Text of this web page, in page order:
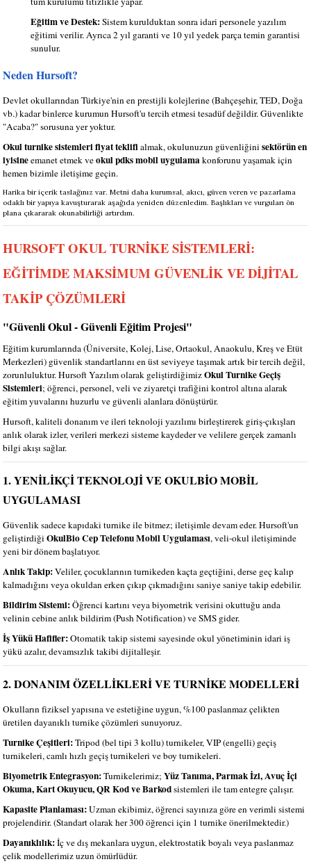
Eğitim ve Destek:Sistem kurulduktan sonra idari personele yazılım
eğitimi verilir. Ayrıca 2 yıl garanti ve 10 yıl yedek parça temin garantisi
sunulur.
Neden Hursoft?
Devlet okullarından Türkiye'nin en prestijli kolejlerine (Bahçeşehir, TED, Doğa
vb.) kadar binlerce kurumun Hursoft'u tercih etmesi tesadüf değildir. Güvenlikte
"Acaba?" sorusuna yer yoktur.
Okul turnike sistemleri fiyat teklifialmak, okulunuzun güvenliğini sektörün en
iyisineemanet etmek veokul pdks mobil uygulamakonforunu yaşamak için
hemen bizimle iletişime geçin.
Harika bir içerik taslağınız var. Metni daha kurumsal, akıcı, güven veren ve pazarlama
odaklı bir yapıya kavuşturarak aşağıda yeniden düzenledim. Başlıkları ve vurguları ön
plana çıkararak okunabilirliği artırdım.
HURSOFT OKUL TURNİKE SİSTEMLERİ:
EĞİTİMDE MAKSİMUM GÜVENLİK VE DİJİTAL
TAKİP ÇÖZÜMLERİ
"Güvenli Okul - Güvenli Eğitim Projesi"
Eğitim kurumlarında (Üniversite, Kolej, Lise, Ortaokul, Anaokulu, Kreş ve Etüt
Merkezleri) güvenlik standartlarını en üst seviyeye taşımak artık bir tercih değil,
zorunluluktur. Hursoft Yazılım olarak geliştirdiğimizOkul Turnike Geçiş
Sistemleri; öğrenci, personel, veli ve ziyaretçi trafiğini kontrol altına alarak
eğitim yuvalarını huzurlu ve güvenli alanlara dönüştürür.
Hursoft, kaliteli donanım ve ileri teknoloji yazılımı birleştirerek giriş-çıkışları
anlık olarak izler, verileri merkezi sisteme kaydeder ve velilere gerçek zamanlı
bilgi akışı sağlar.
1. YENİLİKÇİ TEKNOLOJİ VE OKULBİO MOBİL
UYGULAMASI
Güvenlik sadece kapıdaki turnike ile bitmez; iletişimle devam eder. Hursoft'un
geliştirdiği OkulBio Cep Telefonu Mobil Uygulaması, veli-okul iletişiminde
yeni bir dönem başlatıyor.
Anlık Takip:Veliler, çocuklarının turnikeden kaçta geçtiğini, derse geç kalıp
kalmadığını veya okuldan erken çıkıp çıkmadığını saniye saniye takip edebilir.
Bildirim Sistemi:Öğrenci kartını veya biyometrik verisini okuttuğu anda
velinin cebine anlık bildirim (Push Notification) ve SMS gider.
İş Yükü Hafifler:Otomatik takip sistemi sayesinde okul yönetiminin idari iş
yükü azalır, devamsızlık takibi dijitalleşir.
2. DONANIM ÖZELLİKLERİ VE TURNİKE MODELLERİ
Okulların fiziksel yapısına ve estetiğine uygun, %100 paslanmaz çelikten
üretilen dayanıklı turnike çözümleri sunuyoruz.
Turnike Çeşitleri:Tripod (bel tipi 3 kollu) turnikeler, VIP (engelli) geçiş
turnikeleri, camlı hızlı geçiş turnikeleri ve boy turnikeleri.
Biyometrik Entegrasyon:Turnikelerimiz; Yüz Tanıma, Parmak İzi, Avuç İçi
Okuma, Kart Okuyucu, QR Kod ve Barkodsistemleri ile tam entegre çalışır.
Kapasite Planlaması:Uzman ekibimiz, öğrenci sayınıza göre en verimli sistemi
projelendirir. (Standart olarak her 300 öğrenci için 1 turnike önerilmektedir.)
Dayanıklılık:İç ve dış mekanlara uygun, elektrostatik boyalı veya paslanmaz
çelik modellerimiz uzun ömürlüdür.